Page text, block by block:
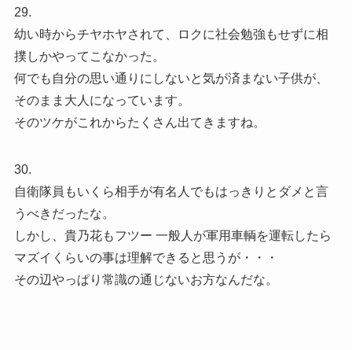
29.
幼い時からチヤホヤされて、ロクに社会勉強もせずに相
撲しかやってこなかった。
何でも自分の思い通りにしないと気が済まない子供が、
そのまま大人になっています。
そのツケがこれからたくさん出てきますね。
30.
自衛隊員もいくら相手が有名人でもはっきりとダメと言
うべきだったな。
しかし、貴乃花もフツー 一般人が軍用車輌を運転したら
マズイくらいの事は理解できると思うが・・・
その辺やっぱり常識の通じないお方なんだな。